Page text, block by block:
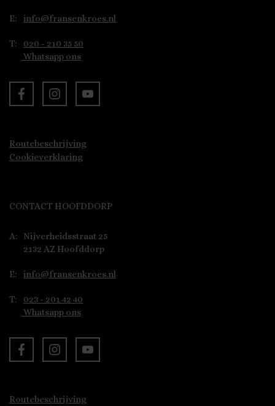
E: info@fransenkroes.nl
T:
020 - 210 35 50
Whatsapp ons
Routebeschrijving
Cookieverklaring
CONTACT HOOFDDORP
A:
Nijverheidsstraat 25
2132 AZ Hoofddorp
E: info@fransenkroes.nl
T:
023 - 201 42 40
Whatsapp ons
Routebeschrijving